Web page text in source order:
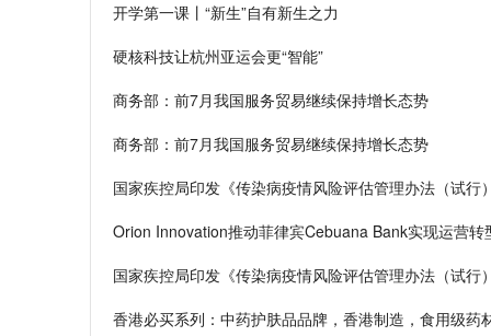
开学第一课丨“新生”自有新生之力
硬核科技让杭州亚运会更“智能”
商务部：前7月我国服务贸易继续保持增长态势
商务部：前7月我国服务贸易继续保持增长态势
国家疾控局印发《传染病疫情风险评估管理办法（试行
Orion Innovation推动菲律宾Cebuana Bank实现运营转
国家疾控局印发《传染病疫情风险评估管理办法（试行
香港必买系列：中药护肤品品牌，香港制造，食用级